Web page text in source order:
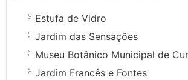
Estufa de Vidro
Jardim das Sensações
Museu Botânico Municipal de
Jardim Francês e Fontes